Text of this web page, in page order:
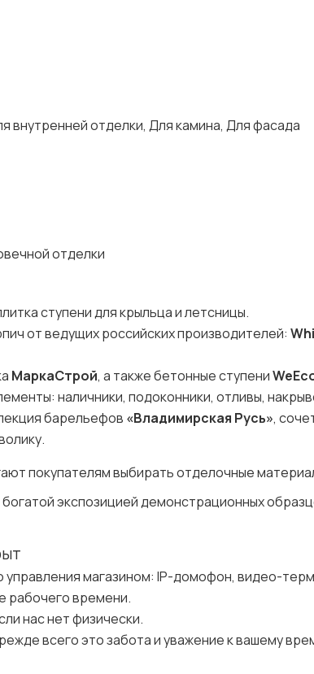
внутренней отделки, Для камина, Для фасада
отделки
ступени для крыльца и летсницы.
от ведущих российских производителей:
МаркаСтрой, а также бетонные ступени
наличники, подоконники, отливы,
барельефов «Владимирская Русь»,
покупателям выбирать отделочные
экспозицией демонстрационных
магазином: IP-домофон, видео-
рабочего времени.
нас нет физически.
всего это забота и уважение к вашему